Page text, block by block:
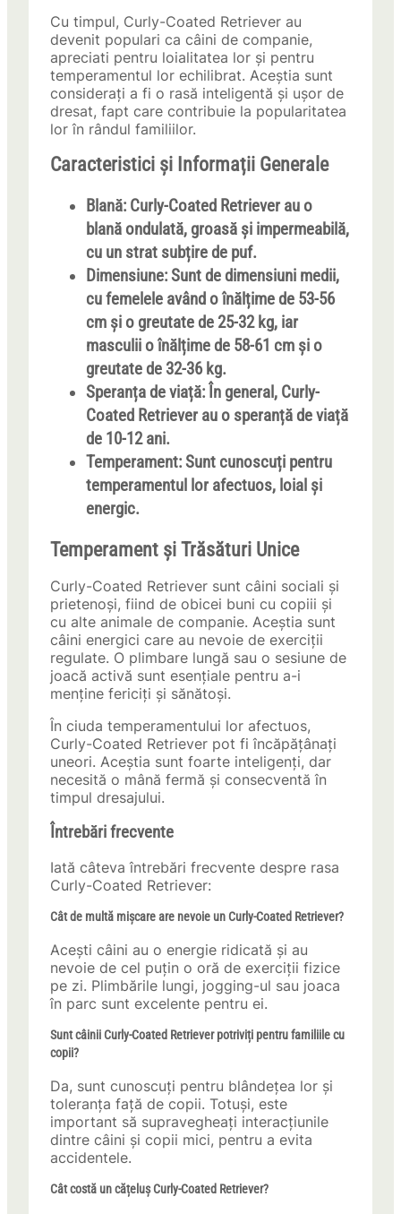
Cu timpul, Curly-Coated Retriever au
devenit populari ca câini de companie,
apreciati pentru loialitatea lor și pentru
temperamentul lor echilibrat. Aceștia sunt
considerați a fi o rasă inteligentă și ușor de
dresat, fapt care contribuie la popularitatea
lor în rândul familiilor.
Caracteristici și Informații Generale
Blană: Curly-Coated Retriever au o
blană ondulată, groasă și impermeabilă,
cu un strat subțire de puf.
Dimensiune: Sunt de dimensiuni medii,
cu femelele având o înălțime de 53-56
cm și o greutate de 25-32 kg, iar
masculii o înălțime de 58-61 cm și o
greutate de 32-36 kg.
Speranța de viață: În general, Curly-
Coated Retriever au o speranță de viață
de 10-12 ani.
Temperament: Sunt cunoscuți pentru
temperamentul lor afectuos, loial și
energic.
Temperament și Trăsături Unice
Curly-Coated Retriever sunt câini sociali și
prietenoși, fiind de obicei buni cu copiii și
cu alte animale de companie. Aceștia sunt
câini energici care au nevoie de exerciții
regulate. O plimbare lungă sau o sesiune de
joacă activă sunt esențiale pentru a-i
menține fericiți și sănătoși.
În ciuda temperamentului lor afectuos,
Curly-Coated Retriever pot fi încăpățânați
uneori. Aceștia sunt foarte inteligenți, dar
necesită o mână fermă și consecventă în
timpul dresajului.
Întrebări frecvente
Iată câteva întrebări frecvente despre rasa
Curly-Coated Retriever:
Cât de multă mișcare are nevoie un Curly-Coated Retriever?
Acești câini au o energie ridicată și au
nevoie de cel puțin o oră de exerciții fizice
pe zi. Plimbările lungi, jogging-ul sau joaca
în parc sunt excelente pentru ei.
Sunt câinii Curly-Coated Retriever potriviți pentru familiile cu
copii?
Da, sunt cunoscuți pentru blândețea lor și
toleranța față de copii. Totuși, este
important să supravegheați interacțiunile
dintre câini și copii mici, pentru a evita
accidentele.
Cât costă un cățeluș Curly-Coated Retriever?